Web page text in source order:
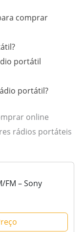
comprar
portátil
portátil?
online
rádios portáteis
FM – Sony